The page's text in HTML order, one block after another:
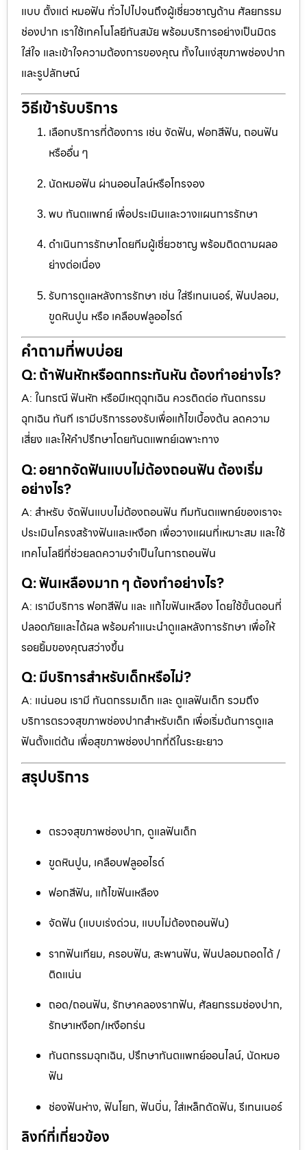
แบบ ตั้งแต่ หมอฟัน ทั่วไปไปจนถึงผู้เชี่ยวชาญด้าน ศัลยกรรม
ช่องปาก เราใช้เทคโนโลยีทันสมัย พร้อมบริการอย่างเป็นมิตร
ใส่ใจ และเข้าใจความต้องการของคุณ ทั้งในแง่สุขภาพช่องปาก
และรูปลักษณ์
วิธีเข้ารับบริการ
เลือกบริการที่ต้องการ เช่น จัดฟัน, ฟอกสีฟัน, ถอนฟัน
หรืออื่น ๆ
นัดหมอฟัน ผ่านออนไลน์หรือโทรจอง
พบ ทันตแพทย์ เพื่อประเมินและวางแผนการรักษา
ดำเนินการรักษาโดยทีมผู้เชี่ยวชาญ พร้อมติดตามผลอ
ย่างต่อเนื่อง
รับการดูแลหลังการรักษา เช่น ใส่รีเทนเนอร์, ฟันปลอม,
ขูดหินปูน หรือ เคลือบฟลูออไรด์
คำถามที่พบบ่อย
Q: ถ้าฟันหักหรือตกกระทันหัน ต้องทำอย่างไร?
A: ในกรณี ฟันหัก หรือมีเหตุฉุกเฉิน ควรติดต่อ ทันตกรรม
ฉุกเฉิน ทันที เรามีบริการรองรับเพื่อแก้ไขเบื้องต้น ลดความ
เสี่ยง และให้คำปรึกษาโดยทันตแพทย์เฉพาะทาง
Q: อยากจัดฟันแบบไม่ต้องถอนฟัน ต้องเริ่ม
อย่างไร?
A: สำหรับ จัดฟันแบบไม่ต้องถอนฟัน ทีมทันตแพทย์ของเราจะ
ประเมินโครงสร้างฟันและเหงือก เพื่อวางแผนที่เหมาะสม และใช้
เทคโนโลยีที่ช่วยลดความจำเป็นในการถอนฟัน
Q: ฟันเหลืองมาก ๆ ต้องทำอย่างไร?
A: เรามีบริการ ฟอกสีฟัน และ แก้ไขฟันเหลือง โดยใช้ขั้นตอนที่
ปลอดภัยและได้ผล พร้อมคำแนะนำดูแลหลังการรักษา เพื่อให้
รอยยิ้มของคุณสว่างขึ้น
Q: มีบริการสำหรับเด็กหรือไม่?
A: แน่นอน เรามี ทันตกรรมเด็ก และ ดูแลฟันเด็ก รวมถึง
บริการตรวจสุขภาพช่องปากสำหรับเด็ก เพื่อเริ่มต้นการดูแล
ฟันตั้งแต่ต้น เพื่อสุขภาพช่องปากที่ดีในระยะยาว
สรุปบริการ
ตรวจสุขภาพช่องปาก, ดูแลฟันเด็ก
ขูดหินปูน, เคลือบฟลูออไรด์
ฟอกสีฟัน, แก้ไขฟันเหลือง
จัดฟัน (แบบเร่งด่วน, แบบไม่ต้องถอนฟัน)
รากฟันเทียม, ครอบฟัน, สะพานฟัน, ฟันปลอมถอดได้ /
ติดแน่น
ถอด/ถอนฟัน, รักษาคลองรากฟัน, ศัลยกรรมช่องปาก,
รักษาเหงือก/เหงือกร่น
ทันตกรรมฉุกเฉิน, ปรึกษาทันตแพทย์ออนไลน์, นัดหมอ
ฟัน
ช่องฟันห่าง, ฟันโยก, ฟันบิ่น, ใส่เหล็กดัดฟัน, รีเทนเนอร์
ลิงก์ที่เกี่ยวข้อง